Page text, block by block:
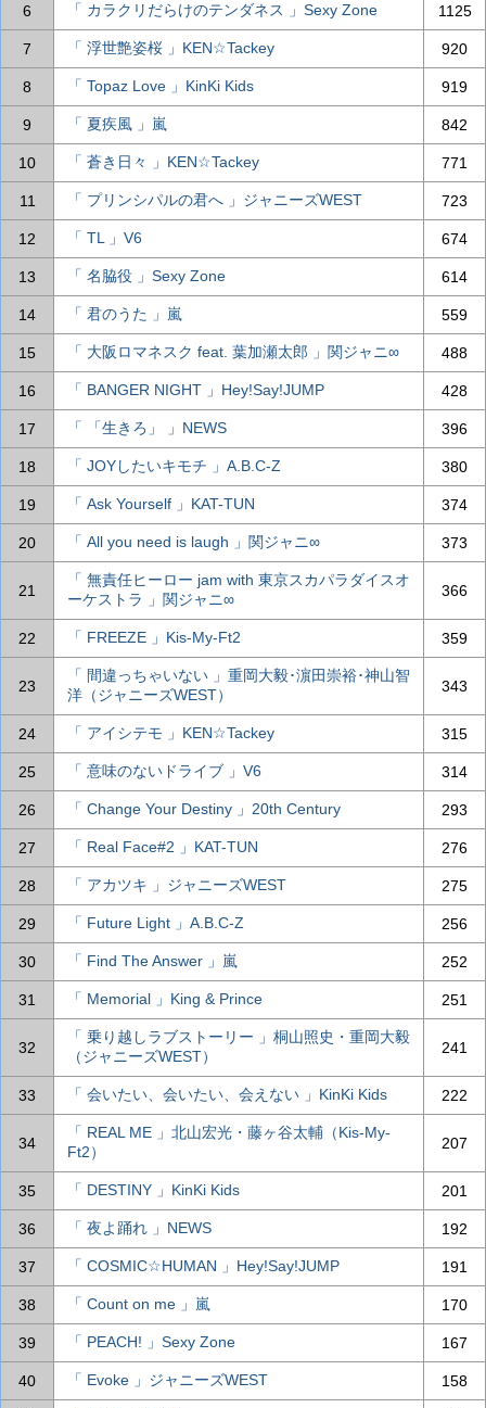
6 「 カラクリだらけのテンダネス 」Sexy Zone 1125
7 「 浮世艶姿桜 」KEN☆Tackey 920
8 「 Topaz Love 」KinKi Kids 919
9 「 夏疾風 」嵐 842
10 「 蒼き日々 」KEN☆Tackey 771
11 「 プリンシパルの君へ 」ジャニーズWEST 723
12 「 TL 」V6 674
13 「 名脇役 」Sexy Zone 614
14 「 君のうた 」嵐 559
15 「 大阪ロマネスク feat. 葉加瀬太郎 」関ジャニ∞ 488
16 「 BANGER NIGHT 」Hey!Say!JUMP 428
17 「 「生きろ」 」NEWS 396
18 「 JOYしたいキモチ 」A.B.C-Z 380
19 「 Ask Yourself 」KAT-TUN 374
20 「 All you need is laugh 」関ジャニ∞ 373
21
「 無責任ヒーロー jam with 東京スカパラダイスオ
ーケストラ 」関ジャニ∞
366
22 「 FREEZE 」Kis-My-Ft2 359
23
「 間違っちゃいない 」重岡大毅･濵田崇裕･神山智
洋（ジャニーズWEST）
343
24 「 アイシテモ 」KEN☆Tackey 315
25 「 意味のないドライブ 」V6 314
26 「 Change Your Destiny 」20th Century 293
27 「 Real Face#2 」KAT-TUN 276
28 「 アカツキ 」ジャニーズWEST 275
29 「 Future Light 」A.B.C-Z 256
30 「 Find The Answer 」嵐 252
31 「 Memorial 」King & Prince 251
32
「 乗り越しラブストーリー 」桐山照史・重岡大毅
（ジャニーズWEST）
241
33 「 会いたい、会いたい、会えない 」KinKi Kids 222
34
「 REAL ME 」北山宏光・藤ヶ谷太輔（Kis-My-
Ft2）
207
35 「 DESTINY 」KinKi Kids 201
36 「 夜よ踊れ 」NEWS 192
37 「 COSMIC☆HUMAN 」Hey!Say!JUMP 191
38 「 Count on me 」嵐 170
39 「 PEACH! 」Sexy Zone 167
40 「 Evoke 」ジャニーズWEST 158